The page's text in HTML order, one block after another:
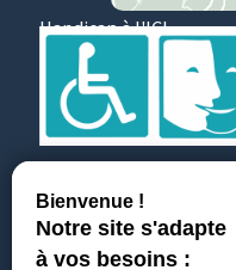
Handicap à l'ICL
Témoignages